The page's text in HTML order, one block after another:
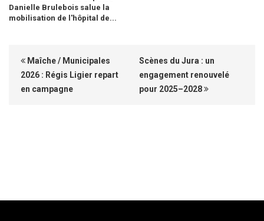
Danielle Brulebois salue la
mobilisation de l'hôpital de...
Maîche / Municipales
2026 : Régis Ligier repart
en campagne
Scènes du Jura : un
engagement renouvelé
pour 2025–2028